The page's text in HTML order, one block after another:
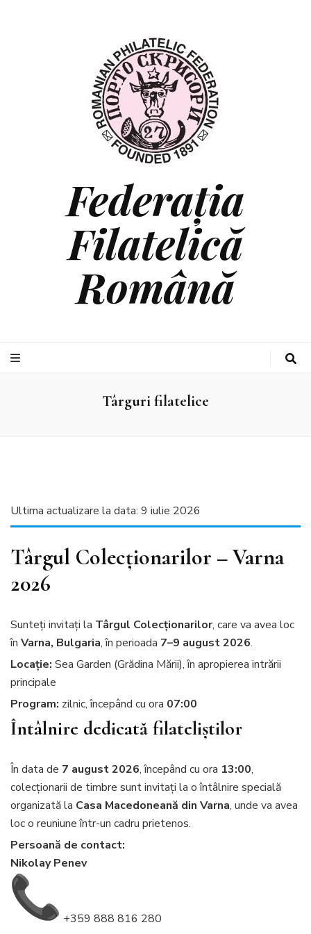
Federaţia
Filatelică
Română
Târguri filatelice
Ultima actualizare la data: 9 iulie 2026
Târgul Colecționarilor – Varna
2026
Sunteți invitați la Târgul Colecționarilor, care va avea loc
în Varna, Bulgaria, în perioada 7–9 august 2026.
Locație: Sea Garden (Grădina Mării), în apropierea intrării
principale
Program: zilnic, începând cu ora 07:00
Întâlnire dedicată filateliștilor
În data de 7 august 2026, începând cu ora 13:00,
colecționarii de timbre sunt invitați la o întâlnire specială
organizată la Casa Macedoneană din Varna, unde va avea
loc o reuniune într-un cadru prietenos.
Persoană de contact:
Nikolay Penev
+359 888 816 280